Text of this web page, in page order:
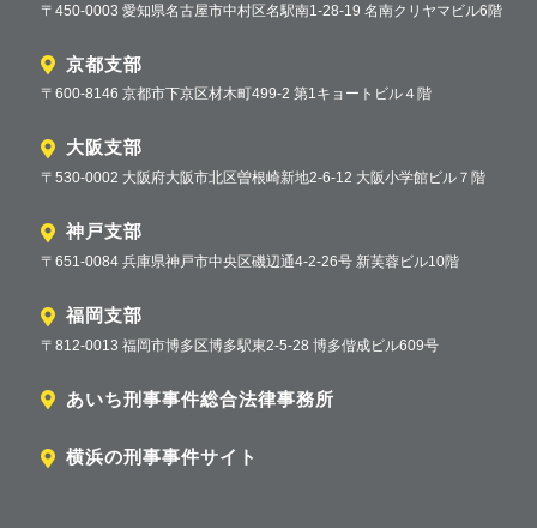
〒450-0003 愛知県名古屋市中村区名駅南1-28-19 名南クリヤマビル6階
京都支部
〒600-8146 京都市下京区材木町499-2 第1キョートビル４階
大阪支部
〒530-0002 大阪府大阪市北区曽根崎新地2-6-12 大阪小学館ビル７階
神戸支部
〒651-0084 兵庫県神戸市中央区磯辺通4-2-26号 新芙蓉ビル10階
福岡支部
〒812-0013 福岡市博多区博多駅東2-5-28 博多偕成ビル609号
あいち刑事事件総合法律事務所
横浜の刑事事件サイト